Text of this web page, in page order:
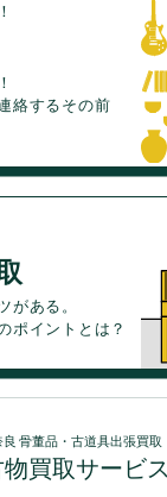
絡するその前
がある。
ポイントとは？
良 骨董品・古道具出張買取
買取サービス